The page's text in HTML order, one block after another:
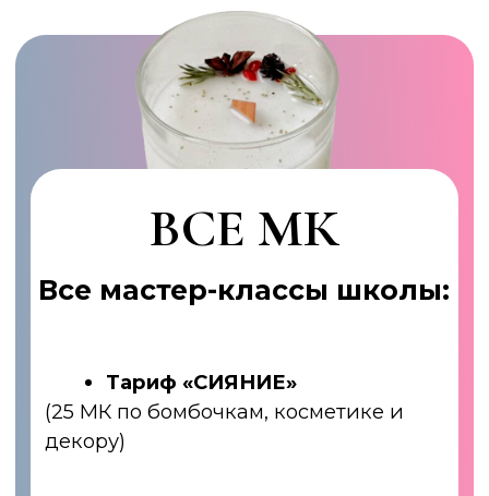
мастерская 3.0»
На курсе тебя ждет:
Предобучение
Модуль 1.Материаловедение
Модуль 2.
Изделия из воска
Модуль 3.Расширение
Модуль 4.Создание и
упаковка бренда
Модуль 7. Масштабирование
косметика» с доступом
на 1,5 года
+БОНУС